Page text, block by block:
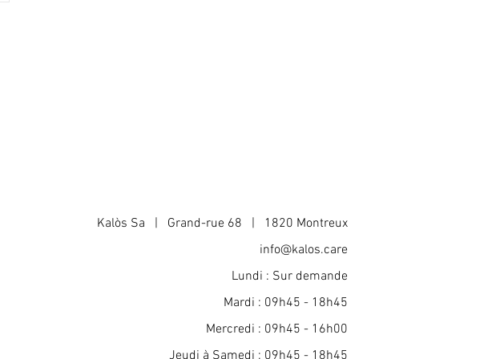
Kalòs Sa | Grand-rue 68 | 1820 Montreux
info@kalos.care
Lundi : Sur demande
Mardi : 09h45 - 18h45
Mercredi : 09h45 - 16h00
Jeudi à Samedi : 09h45 - 18h45